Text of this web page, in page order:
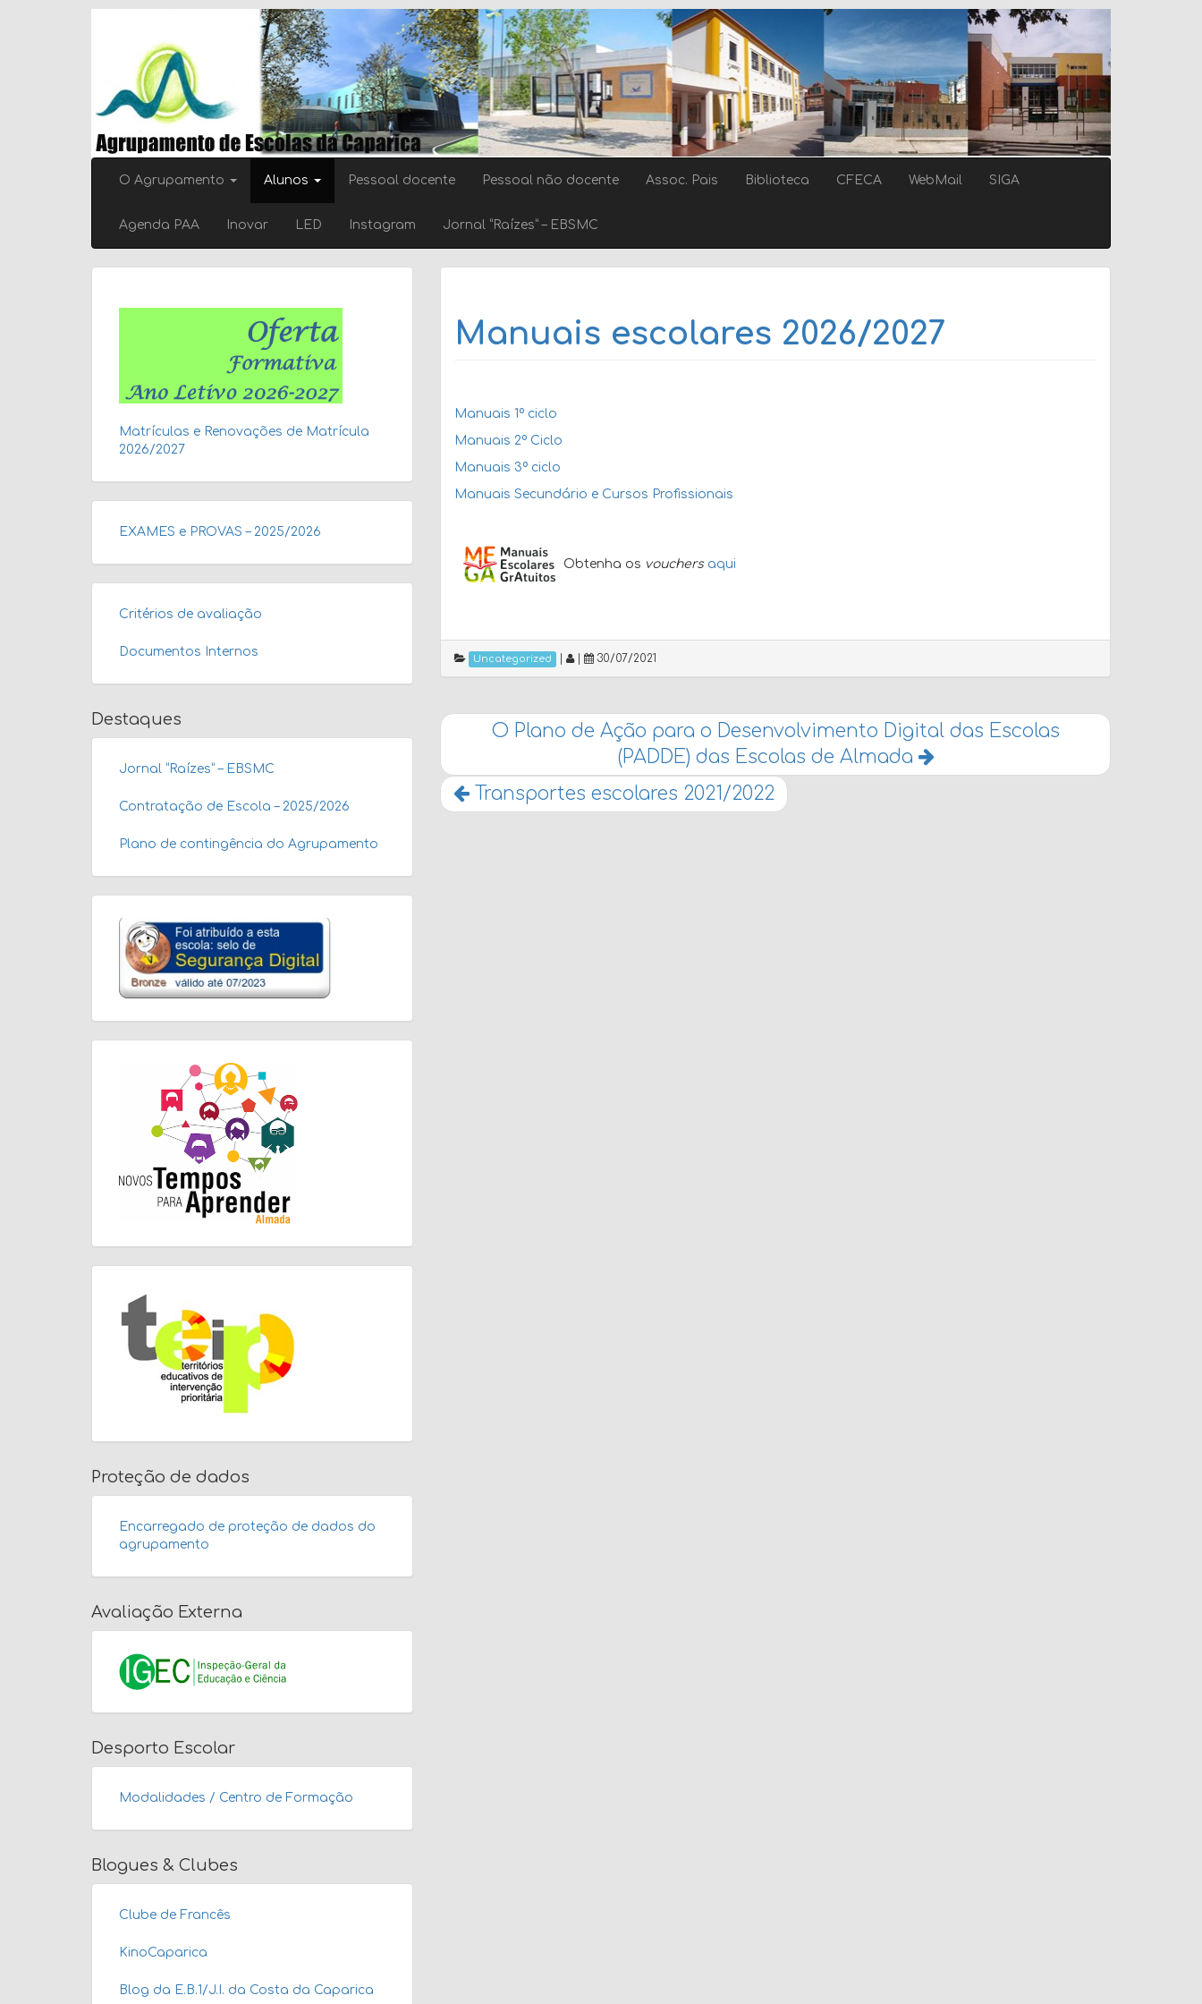
O Agrupamento Alunos Pessoal docente Pessoal não docente Assoc. Pais Biblioteca CFECA WebMail SIGA
Agenda PAA Inovar LED Instagram Jornal “Raízes” – EBSMC
Manuais escolares 2026/2027
Manuais 1º ciclo
Manuais 2º Ciclo
Manuais 3º ciclo
Manuais Secundário e Cursos Profissionais
Obtenha os vouchers aqui
Uncategorized 30/07/2021
O Plano de Ação para o Desenvolvimento Digital das Escolas
(PADDE) das Escolas de Almada
Transportes escolares 2021/2022
Matrículas e Renovações de Matrícula
2026/2027
EXAMES e PROVAS – 2025/2026
Critérios de avaliação
Documentos Internos
Destaques
Jornal “Raízes” – EBSMC
Contratação de Escola – 2025/2026
Plano de contingência do Agrupamento
Proteção de dados
Encarregado de proteção de dados do
agrupamento
Avaliação Externa
Desporto Escolar
Modalidades / Centro de Formação
Blogues & Clubes
Clube de Francês
KinoCaparica
Blog da E.B.1/J.I. da Costa da Caparica